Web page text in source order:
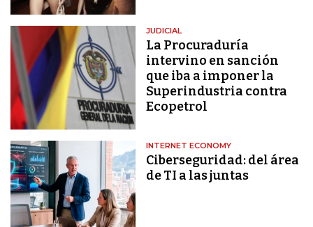
JUDICIAL
La Procuraduría
intervino en sanción
que iba a imponer la
Superindustria contra
Ecopetrol
INTERNET ECONOMY
Ciberseguridad: del área
de TI a las juntas